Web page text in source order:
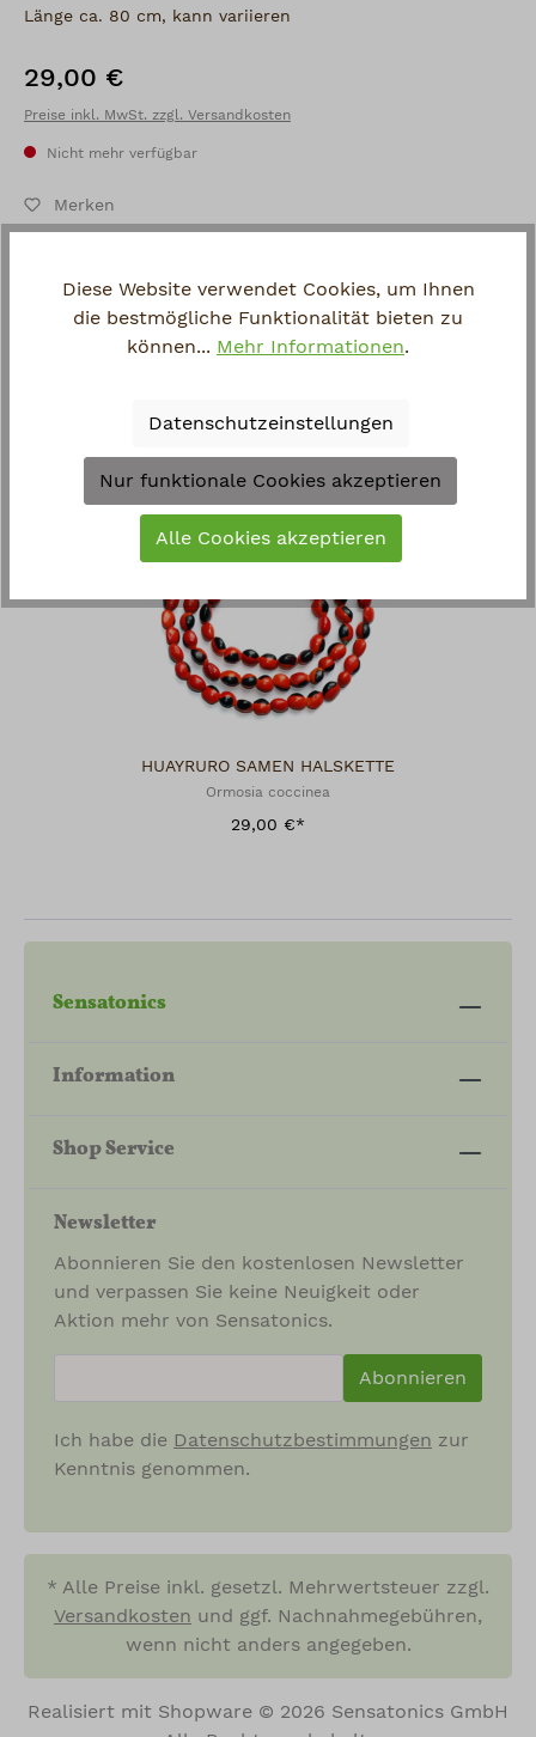
Länge ca. 80 cm, kann variieren
Regulärer Preis:
29,00 €
Preise inkl. MwSt. zzgl. Versandkosten
Nicht mehr verfügbar
Merken
Hersteller:
n.n.
Fragen zum Artikel?
Zuletzt angesehen
HUAYRURO SAMEN HALSKETTE
Ormosia coccinea
29,00 €*
Sensatonics
Information
Shop Service
Newsletter
Abonnieren Sie den kostenlosen Newsletter
und verpassen Sie keine Neuigkeit oder
Aktion mehr von Sensatonics.
Abonnieren
Ich habe die Datenschutzbestimmungen zur
Kenntnis genommen.
* Alle Preise inkl. gesetzl. Mehrwertsteuer zzgl.
Versandkosten und ggf. Nachnahmegebühren,
wenn nicht anders angegeben.
Realisiert mit Shopware © 2026 Sensatonics GmbH
Diese Website verwendet Cookies, um Ihnen
die bestmögliche Funktionalität bieten zu
können... Mehr Informationen.
Datenschutzeinstellungen
Nur funktionale Cookies akzeptieren
Alle Cookies akzeptieren